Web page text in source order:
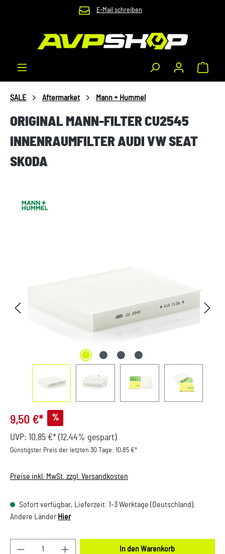
Zum Hauptinhalt springen E-Mail schreiben
SALE Aftermarket Mann + Hummel
ORIGINAL MANN-FILTER CU2545
INNENRAUMFILTER AUDI VW SEAT
SKODA
9,50 €* %
UVP: 10,85 €* (12.44% gespart)
Günstigster Preis der letzten 30 Tage: 10,85 €*
Preise inkl. MwSt. zzgl. Versandkosten
Sofort verfügbar, Lieferzeit: 1-3 Werktage (Deutschland).
Andere Länder Hier
Produkt Anzahl: Gib den gewünschten Wert ein
In den Warenkorb